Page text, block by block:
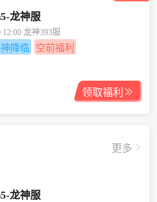
龙神服
12:00 龙神393服
降临 空前福利
领取福利 
更多
龙神服